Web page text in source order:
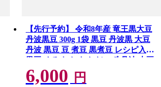
【先行予約】 令和8年産 竜王黒大豆
丹波黒豆 300g 1袋 黒豆 丹波黒 大豆
丹波 黒豆 豆 煮豆 黒煮豆 レシピ入り
黒豆 くろまめ まめ だいず 丹波 大豆
おせち 乾燥豆 産地直送 農家直送 滋
賀県 竜王町
6,000 円